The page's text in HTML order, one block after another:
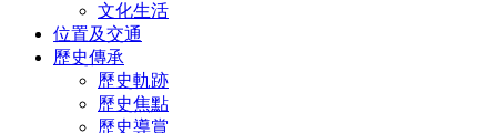
文化生活
位置及交通
歷史傳承
歷史軌跡
歷史焦點
歷史導賞